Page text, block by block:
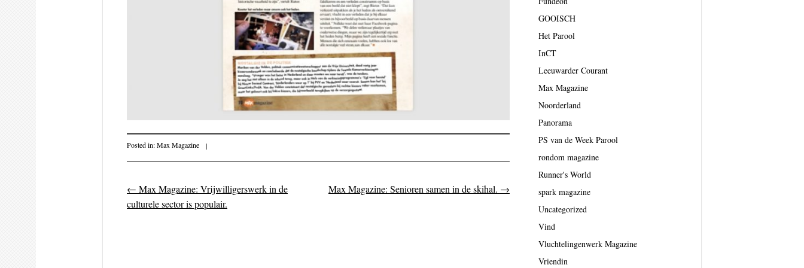
Posted in:Max Magazine |
Post navigation
← Max Magazine: Vrijwilligerswerk in de
culturele sector is populair.
Max Magazine: Senioren samen in de skihal. →
GOOISCH
Het Parool
InCT
Leeuwarder Courant
Max Magazine
Noorderland
Panorama
PS van de Week Parool
rondom magazine
Runner's World
spark magazine
Uncategorized
Vind
Vluchtelingenwerk Magazine
Vriendin